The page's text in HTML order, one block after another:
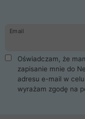
Email
Oświadczam, że
zapisanie mnie do
adresu e-mail w celu
wyrażam zgodę na